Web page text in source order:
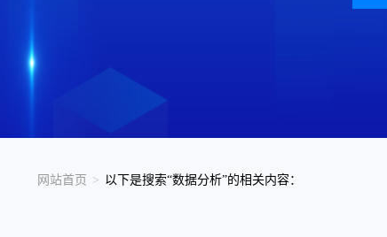
涵盖多种售前/后服务元素功能和接入
网站首页 > 以下是搜索“数据分析”的相关内容：